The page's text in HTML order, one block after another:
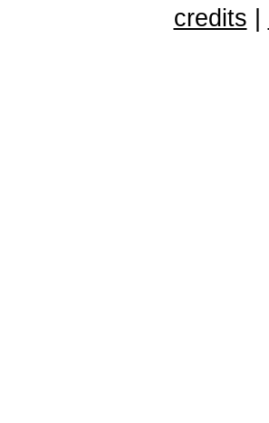
credits